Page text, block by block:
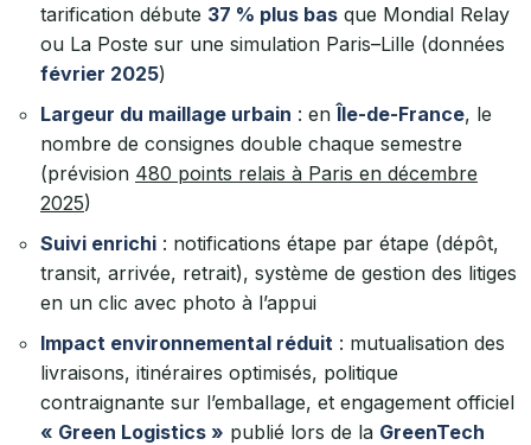
tarification débute 37 % plus bas que Mondial Relay
ou La Poste sur une simulation Paris–Lille (données
février 2025)
Largeur du maillage urbain : enÎle-de-France, le
nombre de consignes double chaque semestre
(prévision 480 points relais à Paris en décembre
2025)
Suivi enrichi : notifications étape par étape (dépôt,
transit, arrivée, retrait), système de gestion des litiges
en un clic avec photo à l’appui
Impact environnemental réduit : mutualisation des
livraisons, itinéraires optimisés, politique
contraignante sur l’emballage, et engagement officiel
« Green Logistics » publié lors de la GreenTech